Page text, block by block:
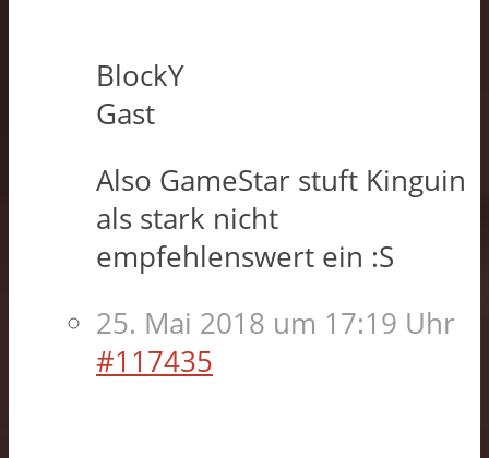
BlockY
Gast
Also GameStar stuft Kinguin
als stark nicht
empfehlenswert ein :S
25. Mai 2018 um 17:19 Uhr
#117435